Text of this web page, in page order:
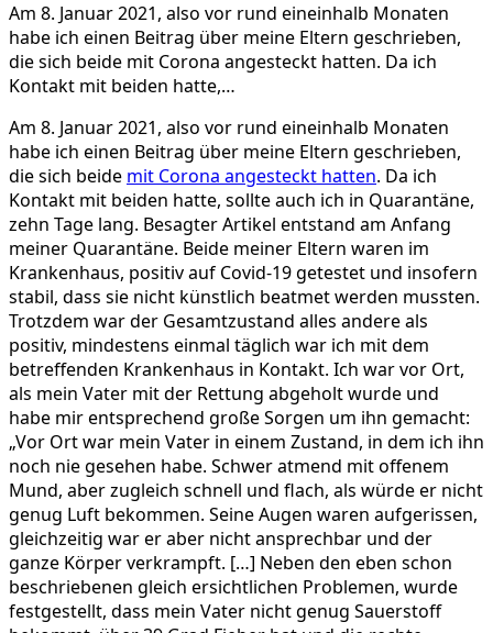
sind
tot,
gestorben
an
Corona
Am 8. Januar 2021, also vor rund eineinhalb Monaten
habe ich einen Beitrag über meine Eltern geschrieben,
die sich beide mit Corona angesteckt hatten. Da ich
Kontakt mit beiden hatte,…
Am 8. Januar 2021, also vor rund eineinhalb Monaten
habe ich einen Beitrag über meine Eltern geschrieben,
die sich beide mit Corona angesteckt hatten. Da ich
Kontakt mit beiden hatte, sollte auch ich in Quarantäne,
zehn Tage lang. Besagter Artikel entstand am Anfang
meiner Quarantäne. Beide meiner Eltern waren im
Krankenhaus, positiv auf Covid-19 getestet und insofern
stabil, dass sie nicht künstlich beatmet werden mussten.
Trotzdem war der Gesamtzustand alles andere als
positiv, mindestens einmal täglich war ich mit dem
betreffenden Krankenhaus in Kontakt. Ich war vor Ort,
als mein Vater mit der Rettung abgeholt wurde und
habe mir entsprechend große Sorgen um ihn gemacht:
„Vor Ort war mein Vater in einem Zustand, in dem ich ihn
noch nie gesehen habe. Schwer atmend mit offenem
Mund, aber zugleich schnell und flach, als würde er nicht
genug Luft bekommen. Seine Augen waren aufgerissen,
gleichzeitig war er aber nicht ansprechbar und der
ganze Körper verkrampft. […] Neben den eben schon
beschriebenen gleich ersichtlichen Problemen, wurde
festgestellt, dass mein Vater nicht genug Sauerstoff